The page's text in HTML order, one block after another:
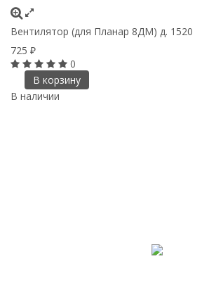
Вентилятор (для Планар 8ДМ) д. 1520
725 ₽
0
В корзину
В наличии